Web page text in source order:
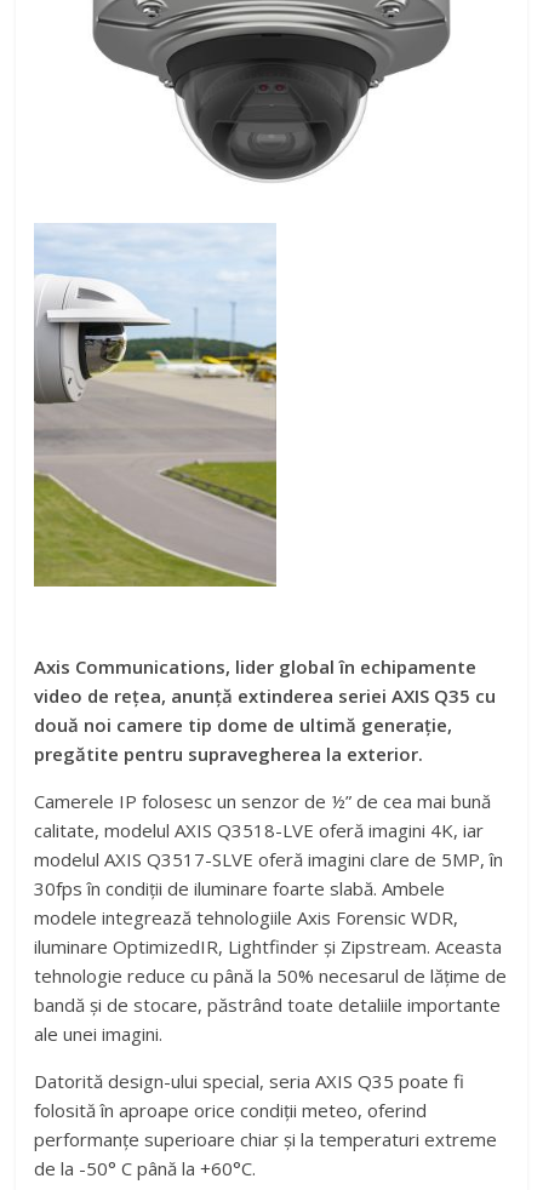
Axis Communications, lider global în echipamente
video de reţea, anunţă extinderea seriei AXIS Q35 cu
două noi camere tip dome de ultimă generaţie,
pregătite pentru supravegherea la exterior.
Camerele IP folosesc un senzor de ½” de cea mai bună
calitate, modelul AXIS Q3518-LVE oferă imagini 4K, iar
modelul AXIS Q3517-SLVE oferă imagini clare de 5MP, în
30fps în condiții de iluminare foarte slabă. Ambele
modele integrează tehnologiile Axis Forensic WDR,
iluminare OptimizedIR, Lightfinder și Zipstream. Aceasta
tehnologie reduce cu până la 50% necesarul de lăţime de
bandă şi de stocare, păstrând toate detaliile importante
ale unei imagini.
Datorită design-ului special, seria AXIS Q35 poate fi
folosită în aproape orice condiţii meteo, oferind
performanţe superioare chiar şi la temperaturi extreme
de la -50° C până la +60°C.